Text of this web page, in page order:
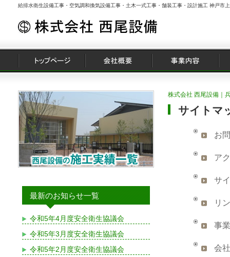
給排水衛生設備工事・空気調和換気設備工事・土木一式工事・舗装工事・設計施工 神戸市
株式会社 西尾設備｜
サイトマ
お
ア
サ
リ
事
会
最新のお知らせ一覧
令和5年4月度安全衛生協議会
令和5年3月度安全衛生協議会
令和5年2月度安全衛生協議会